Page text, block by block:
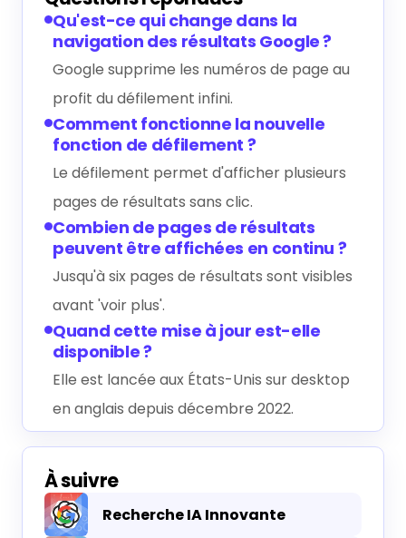
Questions répondues
Qu'est-ce qui change dans la
navigation des résultats Google ?
Google supprime les numéros de page au
profit du défilement infini.
Comment fonctionne la nouvelle
Le défilement permet d'afficher plusieurs
pages de résultats sans clic.
Combien de pages de résultats
peuvent être affichées en continu ?
Jusqu'à six pages de résultats sont visibles
avant 'voir plus'.
Quand cette mise à jour est-elle
disponible ?
Elle est lancée aux États-Unis sur desktop
en anglais depuis décembre 2022.
À suivre